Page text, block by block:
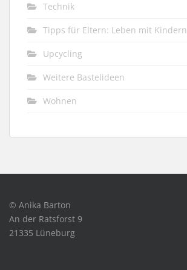
Technik
Tipps für Eltern: Leben mit Kindern
Upcycling
Weitere Bastelideen
Wohnen
© Anika Barton
An der Ratsforst 9
21335 Lüneburg